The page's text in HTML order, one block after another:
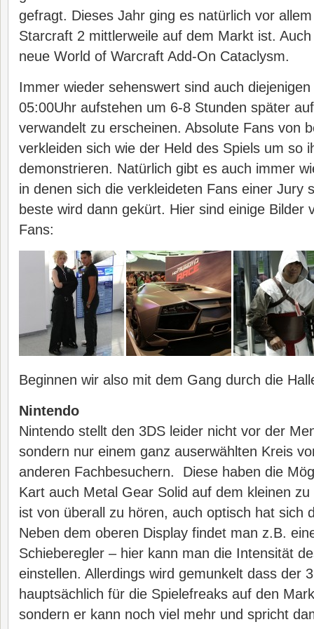
gefragt. Dieses Jahr ging es natürlich vor
Starcraft 2 mittlerweile auf dem Markt ist.
neue World of Warcraft Add-On Cataclysm.
Immer wieder sehenswert sind auch
05:00Uhr aufstehen um 6-8 Stunden später
verwandelt zu erscheinen. Absolute Fans von
verkleiden sich wie der Held des Spiels um so
demonstrieren. Natürlich gibt es auch immer
in denen sich die verkleideten Fans einer Jury
beste wird dann gekürt. Hier sind einige Bilder
Fans:
Beginnen wir also mit dem Gang durch die
Nintendo
Nintendo stellt den 3DS leider nicht vor der
sondern nur einem ganz auserwählten Kreis
anderen Fachbesuchern. Diese haben die
Kart auch Metal Gear Solid auf dem kleinen
ist von überall zu hören, auch optisch hat sich
Neben dem oberen Display findet man z.B.
Schieberegler – hier kann man die Intensität
einstellen. Allerdings wird gemunkelt dass der
hauptsächlich für die Spielefreaks auf den
sondern er kann noch viel mehr und spricht